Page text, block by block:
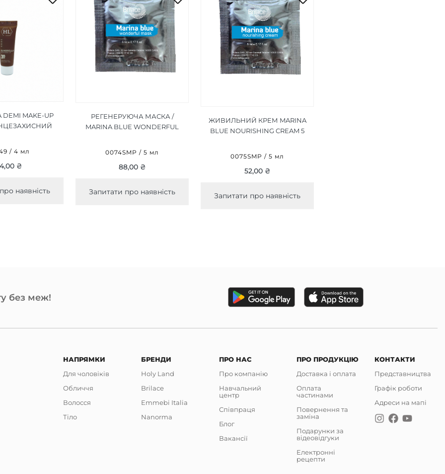
DEMI MAKE-UP
/ 4 мл
₴
наявність
РЕГЕНЕРУЮЧА МАСКА /
MARINA BLUE WONDERFUL
0074SMP / 5 мл
88,00 ₴
Запитати про наявність
ЖИВИЛЬНИЙ КРЕМ MARINA
BLUE NOURISHING CREAM 5
0075SMP / 5 мл
52,00 ₴
Запитати про наявність
без меж!
НАПРЯМКИ
Для чоловіків
Обличчя
Волосся
Тіло
БРЕНДИ
Holy Land
Brilace
Emmebi Italia
Nanorma
ПРО НАС
Про компанію
Навчальний
центр
Співпраця
Блог
Вакансії
ПРО ПРОДУКЦІЮ
Доставка і оплата
Оплата
частинами
Повернення та
заміна
Подарунки за
відеовідгуки
Електронні
рецепти
КОНТАКТИ
Представництва
Графік роботи
Адреси на мапі